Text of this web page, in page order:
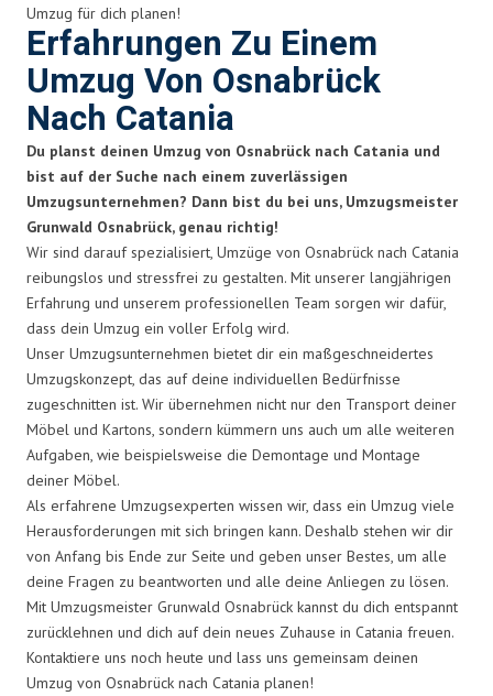
Umzug für dich planen!
Erfahrungen Zu Einem
Umzug Von Osnabrück
Nach Catania
Du planst deinen Umzug von Osnabrück nach Catania und
bist auf der Suche nach einem zuverlässigen
Umzugsunternehmen? Dann bist du bei uns, Umzugsmeister
Grunwald Osnabrück, genau richtig!
Wir sind darauf spezialisiert, Umzüge von Osnabrück nach Catania
reibungslos und stressfrei zu gestalten. Mit unserer langjährigen
Erfahrung und unserem professionellen Team sorgen wir dafür,
dass dein Umzug ein voller Erfolg wird.
Unser Umzugsunternehmen bietet dir ein maßgeschneidertes
Umzugskonzept, das auf deine individuellen Bedürfnisse
zugeschnitten ist. Wir übernehmen nicht nur den Transport deiner
Möbel und Kartons, sondern kümmern uns auch um alle weiteren
Aufgaben, wie beispielsweise die Demontage und Montage
deiner Möbel.
Als erfahrene Umzugsexperten wissen wir, dass ein Umzug viele
Herausforderungen mit sich bringen kann. Deshalb stehen wir dir
von Anfang bis Ende zur Seite und geben unser Bestes, um alle
deine Fragen zu beantworten und alle deine Anliegen zu lösen.
Mit Umzugsmeister Grunwald Osnabrück kannst du dich entspannt
zurücklehnen und dich auf dein neues Zuhause in Catania freuen.
Kontaktiere uns noch heute und lass uns gemeinsam deinen
Umzug von Osnabrück nach Catania planen!